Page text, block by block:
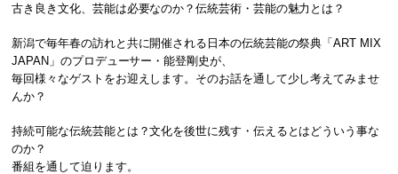
古き良き文化、芸能は必要なのか？伝統芸術・芸能の魅力とは？
新潟で毎年春の訪れと共に開催される日本の伝統芸能の祭典「ART MIX
JAPAN」のプロデューサー・能登剛史が、
毎回様々なゲストをお迎えします。そのお話を通して少し考えてみませ
んか？
持続可能な伝統芸能とは？文化を後世に残す・伝えるとはどういう事な
のか？
番組を通して迫ります。